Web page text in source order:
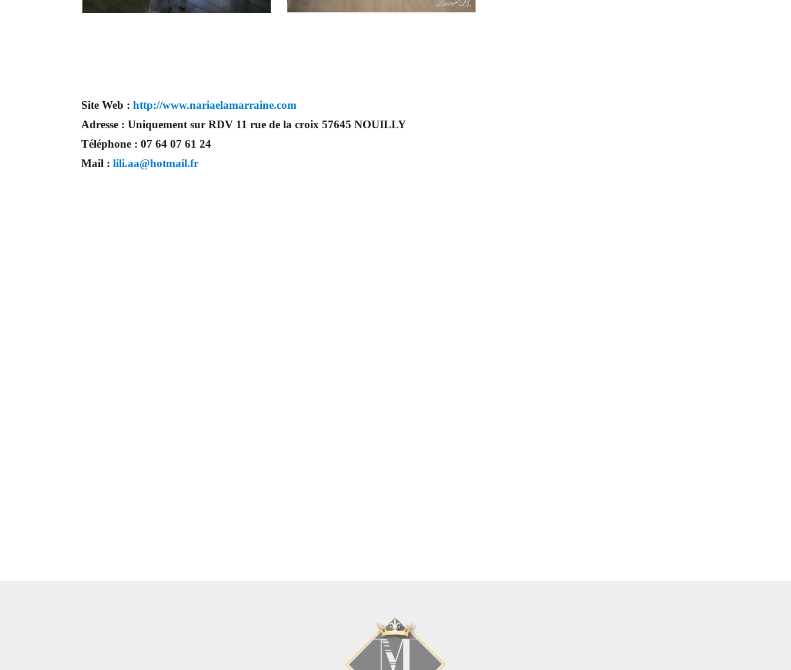
Site Web :http://www.nariaelamarraine.com
Adresse :Uniquement sur RDV 11 rue de la croix 57645 NOUILLY
Téléphone :07 64 07 61 24
Mail :lili.aa@hotmail.fr